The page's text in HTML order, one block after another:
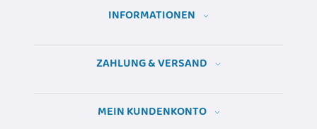
INFORMATIONEN
ZAHLUNG & VERSAND
MEIN KUNDENKONTO